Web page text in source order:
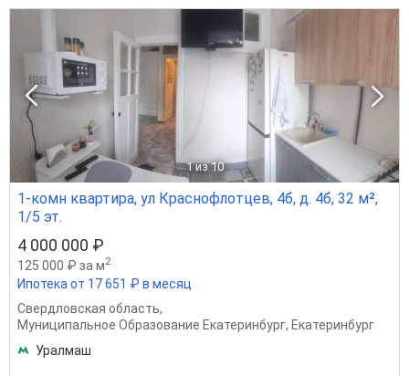
1 из 10
1-комн квартира, ул Краснофлотцев, 4б, д. 4б, 32 м²,
1/5 эт.
4 000 000 ₽
125 000 ₽ за м2
Ипотека от 17 651 ₽ в месяц
Свердловская область,
Муниципальное Образование Екатеринбург, Екатеринбург
Уралмаш